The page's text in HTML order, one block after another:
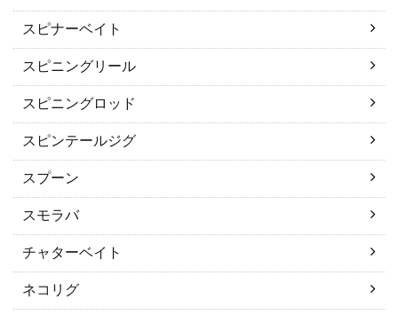
スピナーベイト
スピニングリール
スピニングロッド
スピンテールジグ
スプーン
スモラバ
チャターベイト
ネコリグ